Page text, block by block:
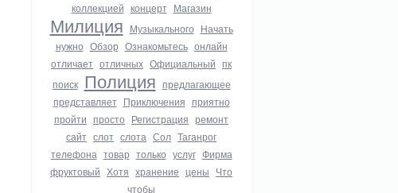
коллекцией концерт Магазин
Милиция Музыкального Начать
нужно Обзор Ознакомьтесь онлайн
отличает отличных Официальный пк
поиск Полиция предлагающее
представляет Приключения приятно
пройти просто Регистрация ремонт
сайт слот слота Сол Таганрог
телефона товар только услуг Фирма
фруктовый Хотя хранение цены Что
чтобы